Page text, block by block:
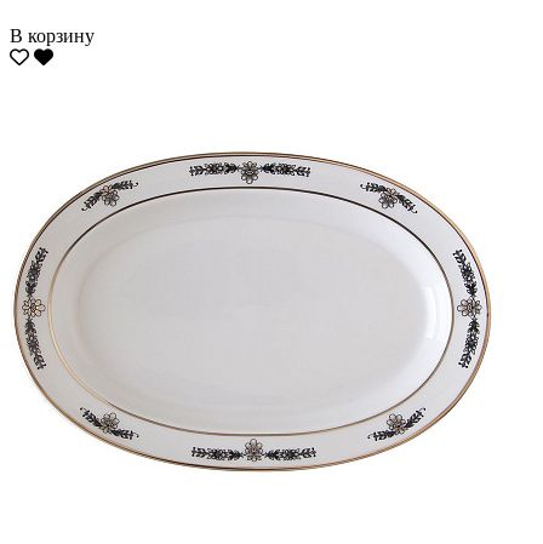
В корзину